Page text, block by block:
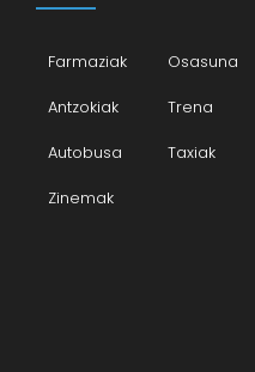
Farmaziak
Osasuna
Antzokiak
Trena
Autobusa
Taxiak
Zinemak